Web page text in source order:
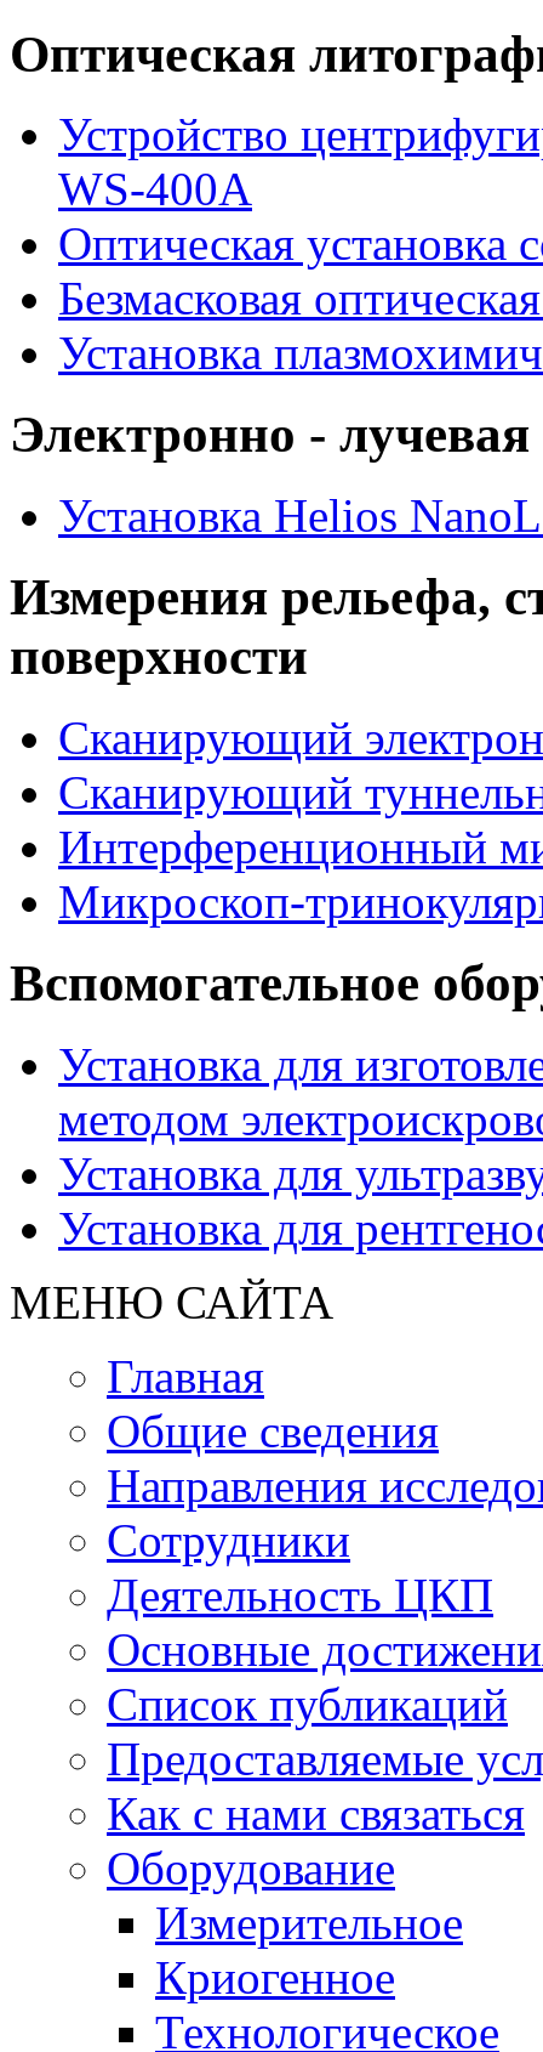
Оптическая
Устройство
WS-400A
Оптическая установка
Безмасковая
Установка
Электронно -
Установка Helios
Измерения рельефа,
поверхности
Сканирующий
Сканирующий
Интерференционный
Микроскоп-
Вспомогательное
Установка для
методом
Установка для
Установка для
МЕНЮ САЙТА
Главная
Общие сведения
Направления
Сотрудники
Деятельность ЦКП
Основные
Список публикаций
Предоставляемые
Как с нами связаться
Оборудование
Измерительное
Криогенное
Технологическое